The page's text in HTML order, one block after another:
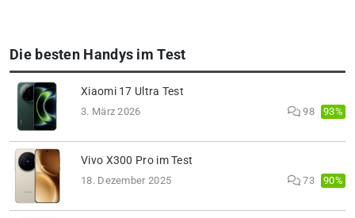
Die besten Handys im Test
Xiaomi 17 Ultra Test
3. März 2026 98 93%
Vivo X300 Pro im Test
18. Dezember 2025 73 90%